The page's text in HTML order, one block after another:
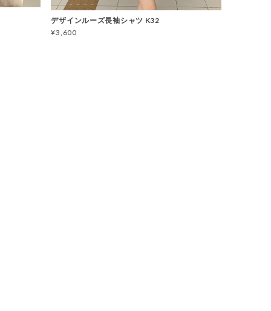
デザインルーズ長袖シャツ K32
¥3,600